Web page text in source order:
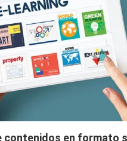
contenidos en formato